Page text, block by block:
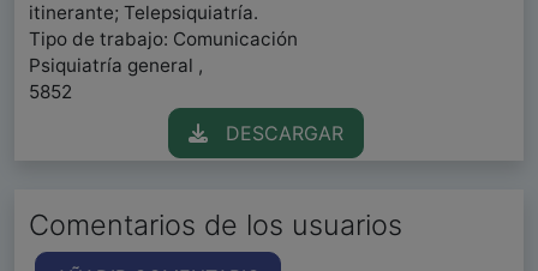
itinerante; Telepsiquiatría.
Tipo de trabajo: Comunicación
Psiquiatría general ,
5852
DESCARGAR
Comentarios de los usuarios